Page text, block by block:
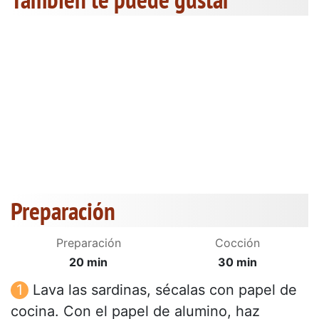
Preparación
Preparación
20 min
Cocción
30 min
Lava las sardinas, sécalas con papel de
cocina. Con el papel de alumino, haz